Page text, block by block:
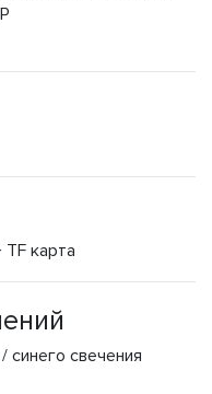
TF карта
синего свечения